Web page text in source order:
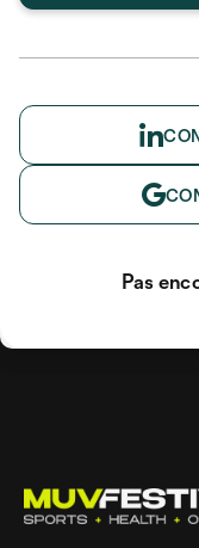
Pas